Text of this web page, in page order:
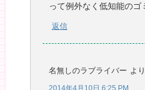
って例外なく低知能のゴ
返信
名無しのラブライバー よ
2014年4月10日 6:25 PM